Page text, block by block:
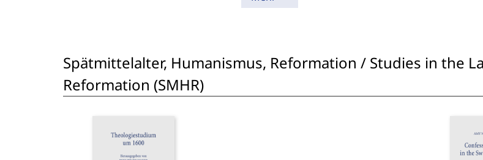
Spätmittelalter, Humanismus, Reformation / Studies in the
Reformation (SMHR)